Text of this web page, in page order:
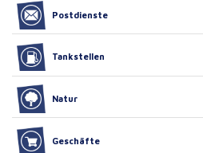
Postdienste
Tankstellen
Natur
Geschäfte